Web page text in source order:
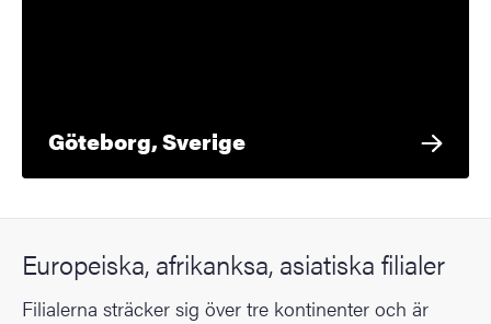
Göteborg, Sverige
Europeiska, afrikanksa, asiatiska filialer
Filialerna sträcker sig över tre kontinenter och är